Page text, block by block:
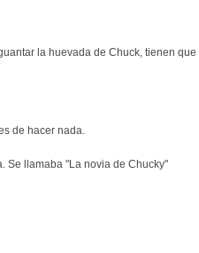
la huevada de Chuck, tienen que
de hacer nada.
Se llamaba "La novia de Chucky"